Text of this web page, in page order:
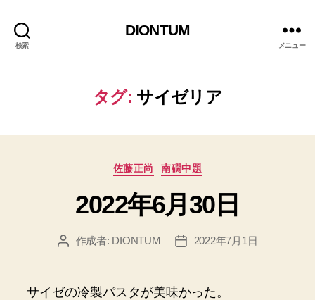
検索
DIONTUM
メニュー
タグ: サイゼリア
カ
ゴ
リ
佐藤正尚 南礀中題
2022年6月30日
投 作成者: DIONTUM
投
2022年7月1日
サイゼの冷製パスタが美味かった。